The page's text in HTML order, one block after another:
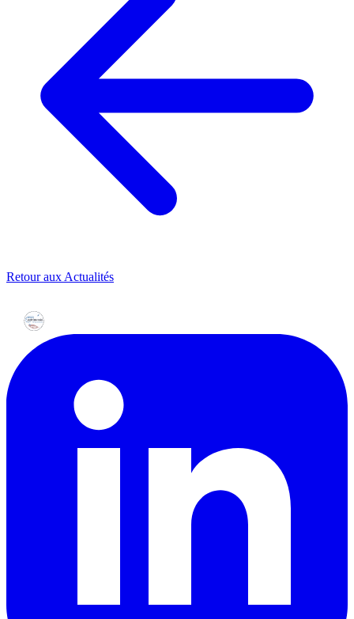
Retour aux Actualités